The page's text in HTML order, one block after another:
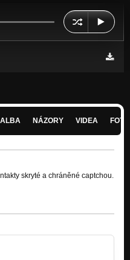
ALBA NÁZORY VIDEA
skryté a chráněné captchou.